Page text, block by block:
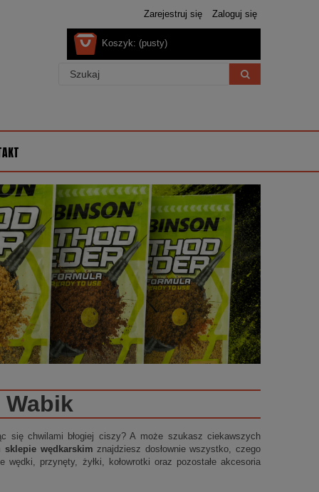
Zarejestruj się Zaloguj się
Koszyk: (pusty)
Wabik
się chwilami błogiej ciszy? A może szukasz ciekawszych
sklepie wędkarskim znajdziesz dosłownie wszystko, czego
przynęty, żyłki, kołowrotki oraz pozostałe akcesoria